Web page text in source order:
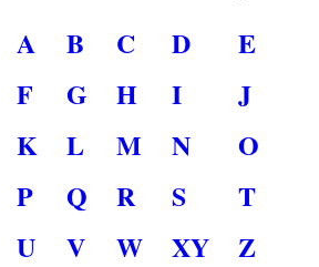
A B C D
E
F
G H I
J
K
L M N
O
P
Q R S
T
U
V W XY Z